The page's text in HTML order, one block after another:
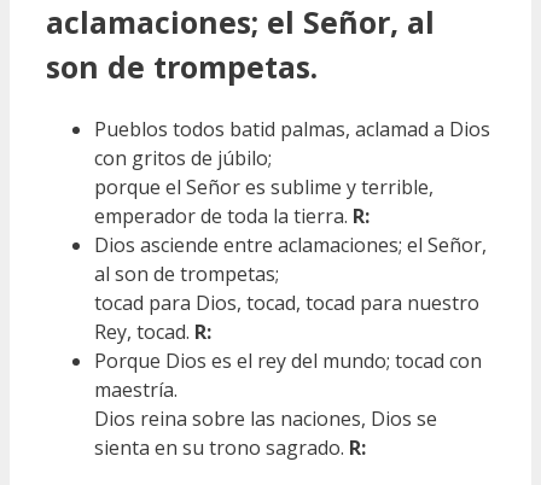
aclamaciones; el Señor, al
son de trompetas.
Pueblos todos batid palmas, aclamad a Dios
con gritos de júbilo;
porque el Señor es sublime y terrible,
emperador de toda la tierra. R:
Dios asciende entre aclamaciones; el Señor,
al son de trompetas;
tocad para Dios, tocad, tocad para nuestro
Rey, tocad. R:
Porque Dios es el rey del mundo; tocad con
maestría.
Dios reina sobre las naciones, Dios se
sienta en su trono sagrado. R: